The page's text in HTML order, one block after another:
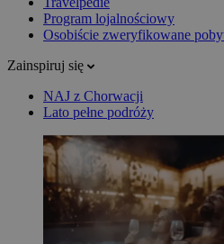
Program lojalnościowy
Osobiście zweryfikowane
Zainspiruj się
NAJ z Chorwacji
Lato pełne podróży